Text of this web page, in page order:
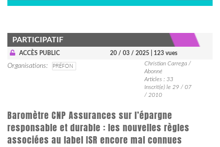
PARTICIPATIF
ACCÈS PUBLIC 20 / 03 / 2025 | 123 vues
Organisations PRÉFON
Christian Carrega /
Abonné
Articles : 33
Inscrit(e) le 29 / 07
/ 2010
Baromètre CNP Assurances sur l’épargne
responsable et durable : les nouvelles règles
associées au label ISR encore mal connues